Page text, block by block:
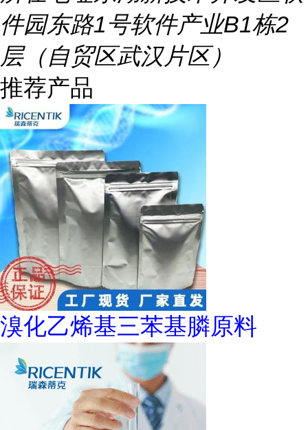
件园东路1号软件产业B1栋2
层（自贸区武汉片区）
推荐产品
溴化乙烯基三苯基膦原料